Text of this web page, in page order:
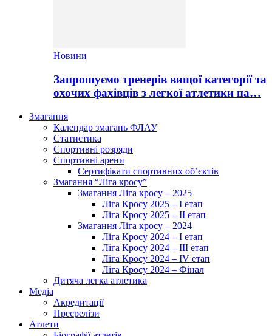
Новини
Запрошуємо тренерів вищої категорії та
охочих фахівців з легкої атлетики на…
Змагання
Календар змагань ФЛАУ
Статистика
Спортивні розряди
Спортивні арени
Сертифікати спортивних об’єктів
Змагання “Ліга кросу”
Змагання Ліга кросу – 2025
Ліга Кросу 2025 – I етап
Ліга Кросу 2025 – II етап
Змагання Ліга кросу – 2024
Ліга Кросу 2024 – I етап
Ліга Кросу 2024 – III етап
Ліга Кросу 2024 – IV етап
Ліга Кросу 2024 – Фінал
Дитяча легка атлетика
Медіа
Акредитації
Пресрелізи
Атлети